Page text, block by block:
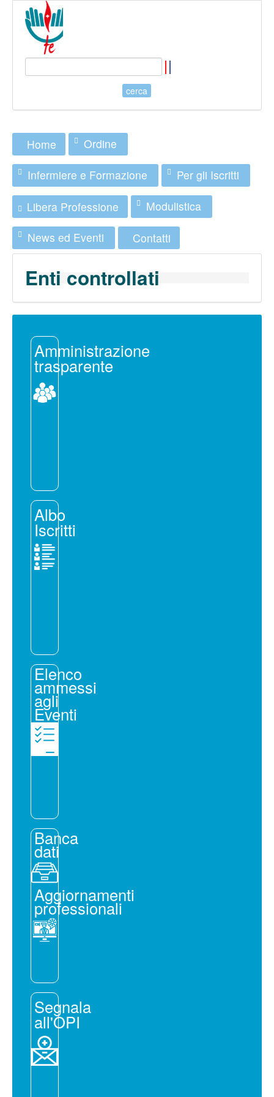
Home Ordine
Infermiere e Formazione Per gli Iscritti
Libera Professione Modulistica
News ed Eventi Contatti
Enti controllati
Amministrazione
trasparente
Albo
Iscritti
Elenco
ammessi
agli
Eventi
Banca
dati
Aggiornamenti
professionali
Segnala
all'OPI